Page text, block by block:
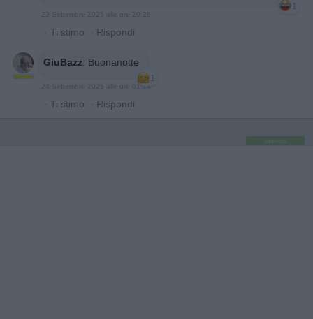
1
· Ti stimo · Rispondi
GiuBazz: Buonanotte
1
24 Settembre 2025 alle ore 01:14
· Ti stimo · Rispondi
pubblicità